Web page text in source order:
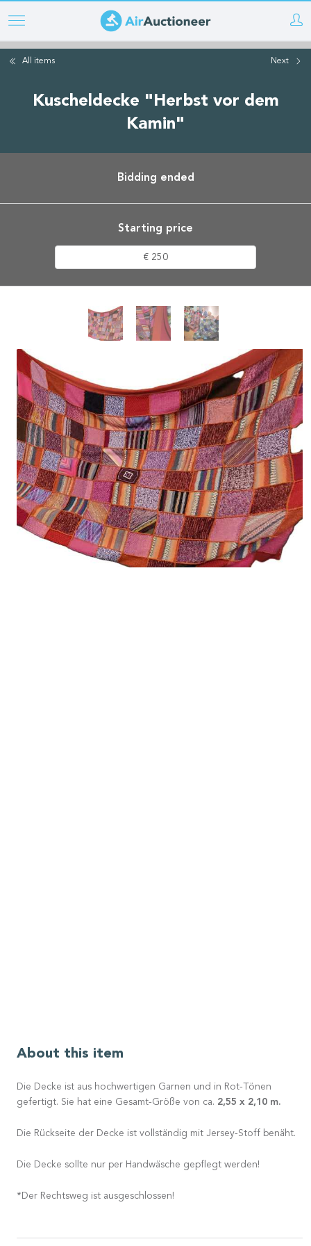
Skip
to
mainAll items Next
Kuscheldecke "Herbst vor dem
Kamin"
Bidding ended
Starting price
€ 250
About this item
Die Decke ist aus hochwertigen Garnen und in Rot-Tönen
gefertigt. Sie hat eine Gesamt-Größe von ca. 2,55 x 2,10 m.
Die Rückseite der Decke ist vollständig mit Jersey-Stoff benäht.
Die Decke sollte nur per Handwäsche gepflegt werden!
*Der Rechtsweg ist ausgeschlossen!